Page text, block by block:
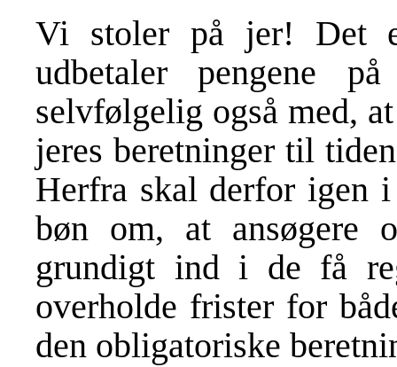
Vi stoler på jer! Det
udbetaler pengene
selvfølgelig også med,
jeres beretninger til
Herfra skal derfor igen
bøn om, at ansøgere
grundigt ind i de få
overholde frister for
den obligatoriske